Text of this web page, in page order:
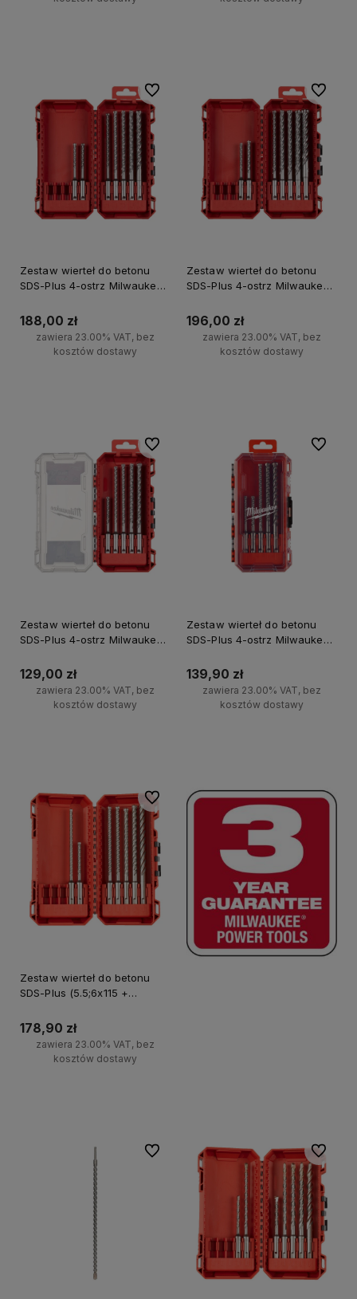
Zestaw wierteł do betonu
SDS-Plus 4-ostrz Milwaukee
188,00 zł
zawiera 23.00% VAT, bez
kosztów dostawy
Do ulubionych
Zestaw wierteł do betonu
SDS-Plus 4-ostrz Milwaukee
196,00 zł
zawiera 23.00% VAT, bez
kosztów dostawy
Do
Zestaw wierteł do betonu
SDS-Plus 4-ostrz Milwaukee
129,00 zł
zawiera 23.00% VAT, bez
kosztów dostawy
Do ulubionych
Zestaw wierteł do betonu
SDS-Plus 4-ostrz Milwaukee
139,90 zł
zawiera 23.00% VAT, bez
kosztów dostawy
Do
Zestaw wierteł do betonu
SDS-Plus (5.5;6x115 +
Milwaukee
178,90 zł
zawiera 23.00% VAT, bez
kosztów dostawy
Do ulubionych
Do ulubionych Do